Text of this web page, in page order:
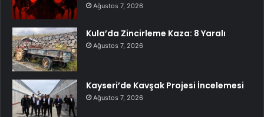
Ağustos 7, 2026
Kula’da Zincirleme Kaza: 8 Yaralı
Ağustos 7, 2026
Kayseri’de Kavşak Projesi İncelemesi
Ağustos 7, 2026